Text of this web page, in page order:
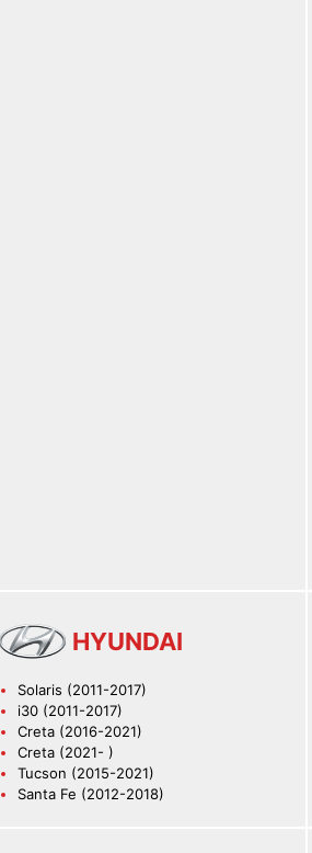
HYUNDAI
Solaris (2011-2017)
i30 (2011-2017)
Creta (2016-2021)
Creta (2021- )
Tucson (2015-2021)
Santa Fe (2012-2018)